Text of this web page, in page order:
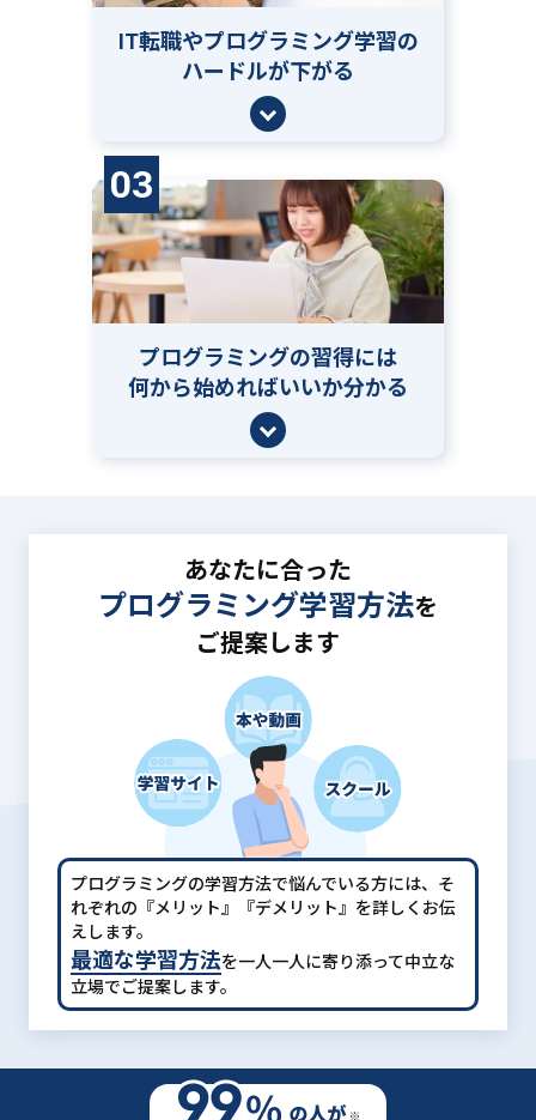
IT転職やプログラミング学習の
ハードルが下がる
03
プログラミングの習得には
何から始めればいいか分かる
あなたに合った
プログラミング学習方法を
ご提案します
プログラミングの学習方法で悩んでいる方には、 そ
れぞれの『メリット』『デメリット』を詳しくお伝
えします。
最適な学習方法を一人一人に寄り添って中立な
立場でご提案します。